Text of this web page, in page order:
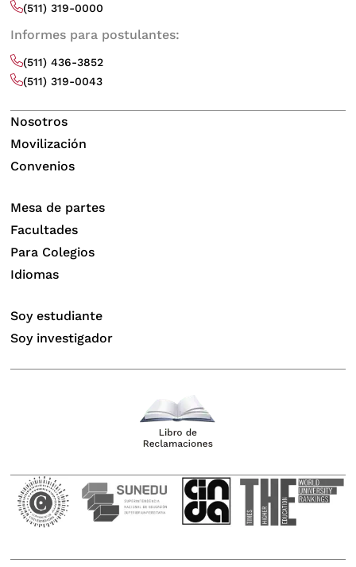
(511) 319-0000
Informes para postulantes:
(511) 436-3852
(511) 319-0043
Nosotros
Movilización
Convenios
Mesa de partes
Facultades
Para Colegios
Idiomas
Soy estudiante
Soy investigador